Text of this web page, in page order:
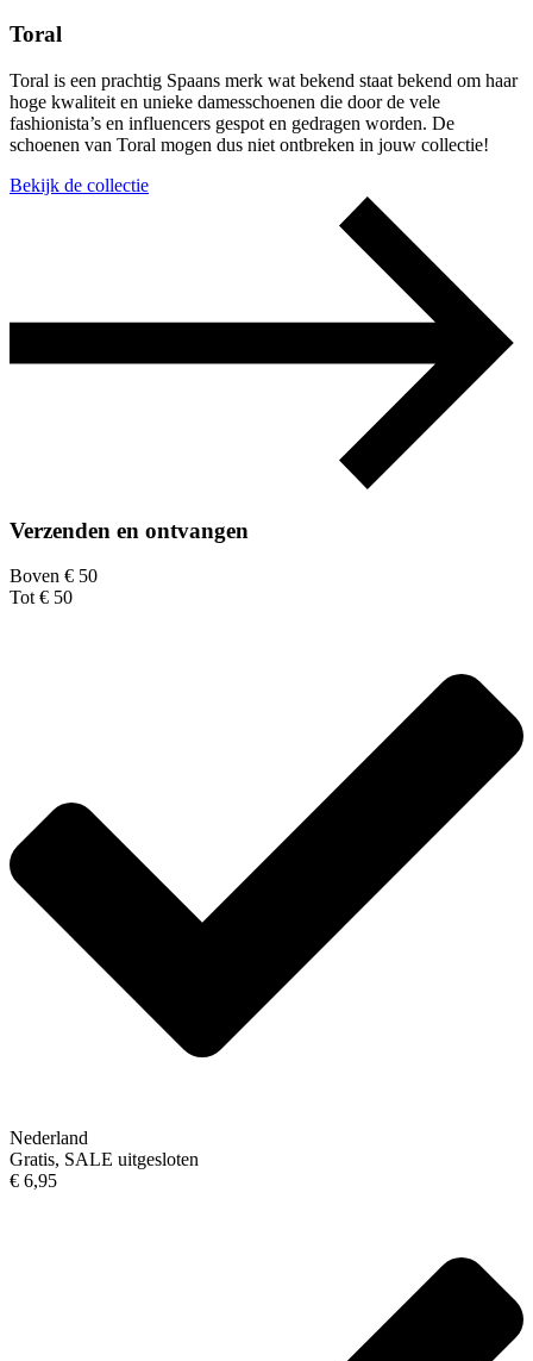
Toral
Toral is een prachtig Spaans merk wat bekend staat bekend om haar
hoge kwaliteit en unieke damesschoenen die door de vele
fashionista’s en influencers gespot en gedragen worden. De
schoenen van Toral mogen dus niet ontbreken in jouw collectie!
Bekijk de collectie
Verzenden en ontvangen
Boven € 50
Tot € 50
Nederland
Gratis, SALE uitgesloten
€ 6,95